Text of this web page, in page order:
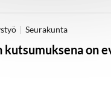
Seurakunta
kutsumuksena on